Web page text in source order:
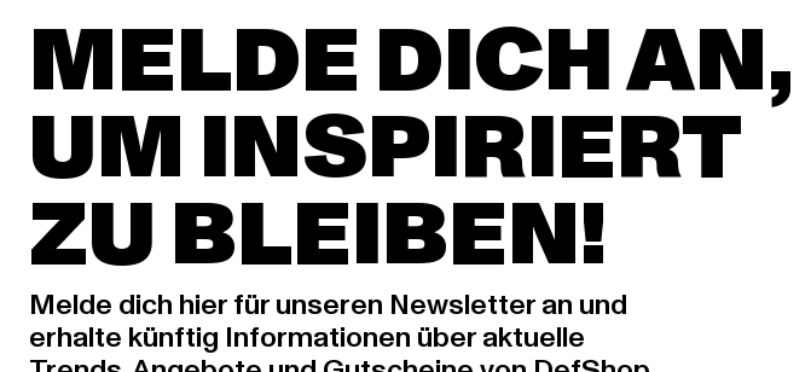
MELDE DICH AN,
UM INSPIRIERT
ZU BLEIBEN!
Melde dich hier für unseren Newsletter an und
erhalte künftig Informationen über aktuelle